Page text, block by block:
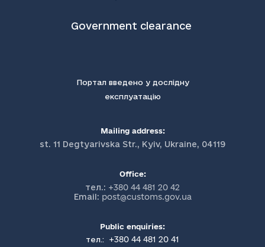
Government clearance
Портал введено у дослідну
експлуатацію
Mailing address:
st. 11 Degtyarivska Str., Kyiv, Ukraine, 04119
Office:
тел.: +380 44 481 20 42
Email: post@customs.gov.ua
Public enquiries:
тел.:
+380 44 481 20 41